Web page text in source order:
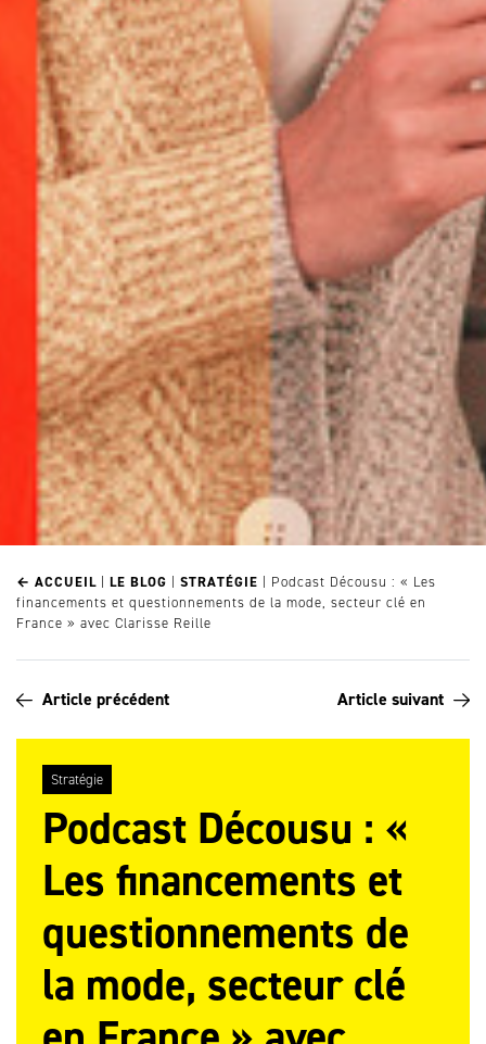
← ACCUEIL | LE BLOG | STRATÉGIE | Podcast Décousu : « Les
financements et questionnements de la mode, secteur clé en
France » avec Clarisse Reille
Article précédent Article suivant
Stratégie
Podcast Décousu : «
Les financements et
questionnements de
la mode, secteur clé